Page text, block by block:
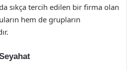
sıkça tercih edilen bir firma olan
hem de grupların